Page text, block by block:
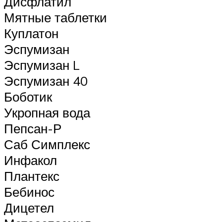
Мятные таблетки
Куплатон
Эспумизан
Эспумизан L
Эспумизан 40
Боботик
Укропная вода
Пепсан-Р
Саб Симплекс
Инфакол
Плантекс
Бебинос
Дицетел